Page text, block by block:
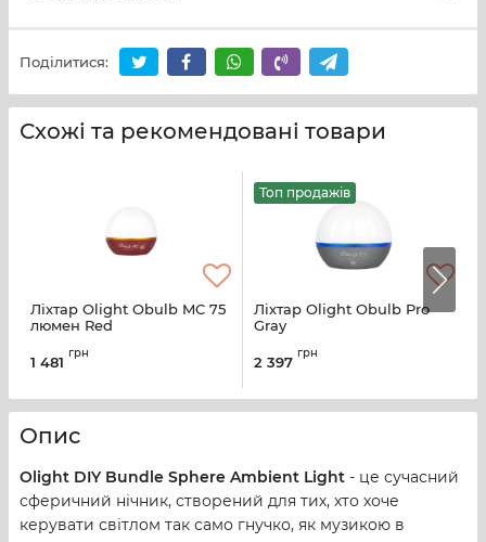
Поділитися:
Схожі та рекомендовані товари
Ліхтар Olight Obulb MC 75
люмен Red
1 481
грн
Топ продажів
Ліхтар Olight Obulb Pro
Gray
2 397
грн
Опис
Olight DIY Bundle Sphere Ambient Light - це сучасний
сферичний нічник, створений для тих, хто хоче
керувати світлом так само гнучко, як музикою в